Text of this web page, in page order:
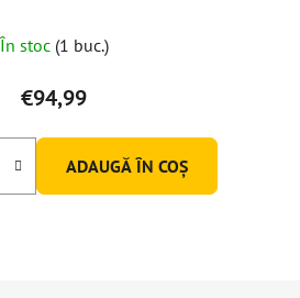
În stoc (1 buc.)
€94,99
ADAUGĂ ÎN COŞ